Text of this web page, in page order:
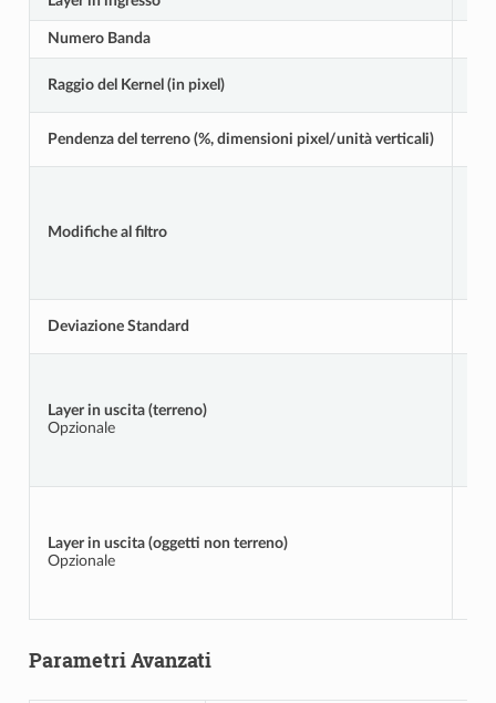
Numero Banda
Raggio del Kernel (in pixel)
Pendenza del terreno (%, dimensioni pixel/unità verticali)
Modifiche al filtro
Deviazione Standard
Layer in uscita (terreno)
Opzionale
Layer in uscita (oggetti non terreno)
Opzionale
Parametri Avanzati